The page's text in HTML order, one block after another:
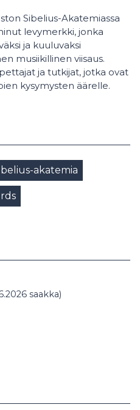
Sibelius-Akatemiassa
levymerkki, jonka
ja kuuluvaksi
musiikillinen viisaus.
ja tutkijat, jotka ovat
kysymysten äärelle.
akatemia
saakka)